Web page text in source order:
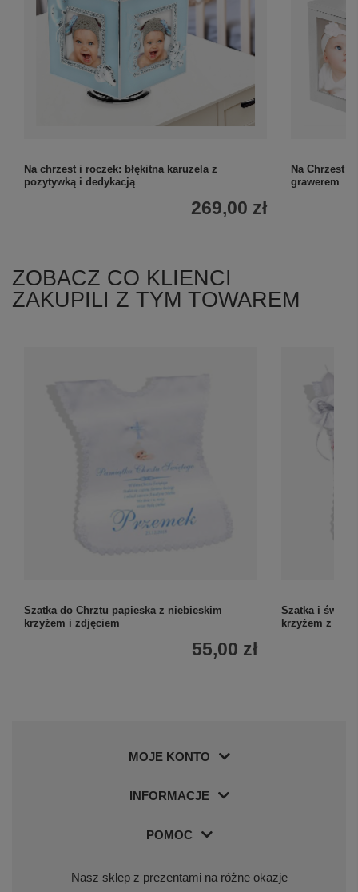
Na chrzest i roczek: błękitna karuzela z
pozytywką i dedykacją
269,00 zł
Na Chrzest i
grawerem
ZOBACZ CO KLIENCI
ZAKUPILI Z TYM TOWAREM
Szatka do Chrztu papieska z niebieskim
krzyżem i zdjęciem
55,00 zł
Szatka i
krzyżem z
MOJE KONTO
INFORMACJE
POMOC
Nasz sklep z prezentami na różne okazje